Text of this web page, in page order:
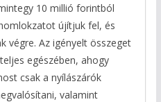
10 millió forintból
újítjuk fel, és
végre. Az igényelt összeget
egészében, ahogy
csak a nyílászárók
valamint